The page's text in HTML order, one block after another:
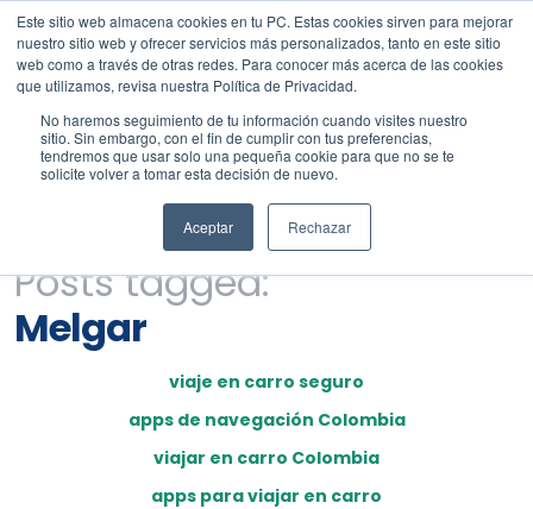
Este sitio web almacena cookies en tu PC. Estas cookies sirven para mejorar
nuestro sitio web y ofrecer servicios más personalizados, tanto en este sitio
web como a través de otras redes. Para conocer más acerca de las cookies
que utilizamos, revisa nuestra Política de Privacidad.
No haremos seguimiento de tu información cuando visites nuestro
sitio. Sin embargo, con el fin de cumplir con tus preferencias,
tendremos que usar solo una pequeña cookie para que no se te
solicite volver a tomar esta decisión de nuevo.
Aceptar Rechazar
Posts tagged:
Melgar
viaje en carro seguro
apps de navegación Colombia
viajar en carro Colombia
apps para viajar en carro